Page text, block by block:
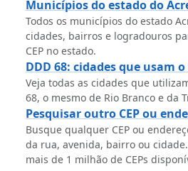
Municípios do estado do
Todos os municípios do estado
cidades, bairros e logradouros
CEP no estado.
DDD 68: cidades que usam
Veja todas as cidades que
68, o mesmo de Rio Branco e da
Pesquisar outro CEP ou
Busque qualquer CEP ou
da rua, avenida, bairro ou
mais de 1 milhão de CEPs